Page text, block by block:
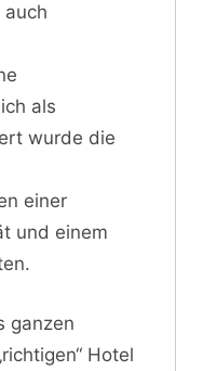
als
wurde die
einer
und einem
ganzen
Hotel